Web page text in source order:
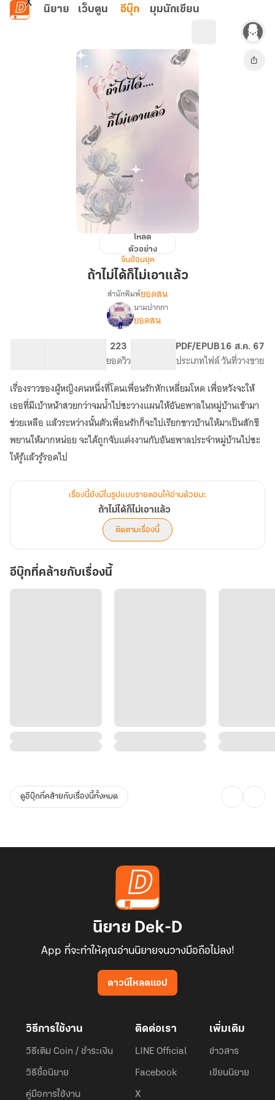
ข้ามไปยังเนื้อหาหลัก
นิยาย เว็บตูน อีบุ๊ก มุมนักเขียน
โหลด
ตัวอย่าง
จีนย้อนยุค
ถ้าไม่ได้ก็ไม่เอาแล้ว
เรื่อง
ถ้า
เอา
แล้ว
สำนักพิมพ์ยอดสน
นามปากกา
ยอดสน
223
ยอดวิว
PDF/EPUB
ประเภทไฟล์
16 ส.ค. 67
วันที่วางขาย
เรื่องราวของผู้หญิงคนหนึ่งที่โดนเพื่อนรักหักเหลี่ยมโหด เพื่อหวังจะให้
เธอที่มีเบ้าหน้าสวยกว่าจมน้ำไปซะวางแผนให้อันธพาลในหมู่บ้านเข้ามา
ช่วยเหลือ แล้วระหว่างนั้นตัวเพื่อนรักก็จะไปเรียกชาวบ้านให้มาเป็นสักขี
พยานให้มากหน่อย จะได้ถูกจับแต่งงานกับอันธพาลประจำหมู่บ้านไปซะ
ให้รู้แล้วรู้รอดไป
เรื่องนี้ยังมีในรูปแบบรายตอนให้อ่านด้วยนะ
ถ้าไม่ได้ก็ไม่เอาแล้ว
ติดตามเรื่องนี้
อีบุ๊กที่คล้ายกับเรื่องนี้
ดูอีบุ๊กที่คล้ายกับเรื่องนี้ทั้งหมด
นิยาย Dek-D
App ที่จะทำให้คุณอ่านนิยายจนวางมือถือไม่ลง!
ดาวน์โหลดแอป
วิธีการใช้งาน
วิธีเติม Coin / ชำระเงิน
วิธีซื้อนิยาย
คู่มือการใช้งาน
ติดต่อเรา
LINE Official
Facebook
X
เพิ่มเติม
ข่าวสาร
เขียนนิยาย